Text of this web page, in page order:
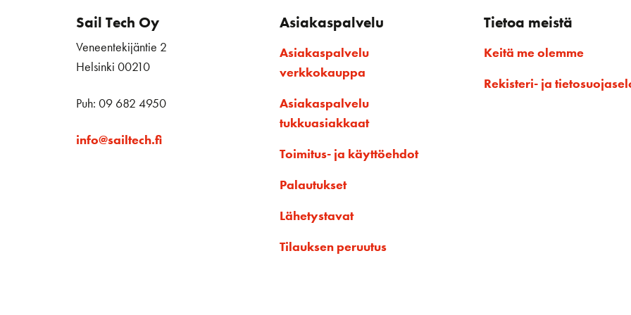
Sail Tech Oy
Veneentekijäntie 2
Helsinki 00210
Puh: 09 682 4950
info@sailtech.fi
Asiakaspalvelu
Asiakaspalvelu
verkkokauppa
Asiakaspalvelu
tukkuasiakkaat
Toimitus- ja käyttöehdot
Palautukset
Lähetystavat
Tilauksen peruutus
Tietoa meistä
Keitä me olemme
Rekisteri- ja